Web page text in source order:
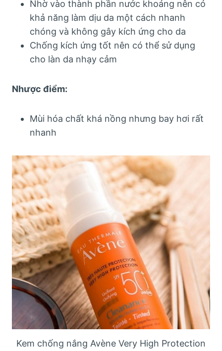
Nhờ vào thành phần nước khoáng nên có
khả năng làm dịu da một cách nhanh
chóng và không gây kích ứng cho da
Chống kích ứng tốt nên có thể sử dụng
cho làn da nhạy cảm
Nhược điểm:
Mùi hóa chất khá nồng nhưng bay hơi rất
nhanh
Kem chống nắng Avène Very High Protection